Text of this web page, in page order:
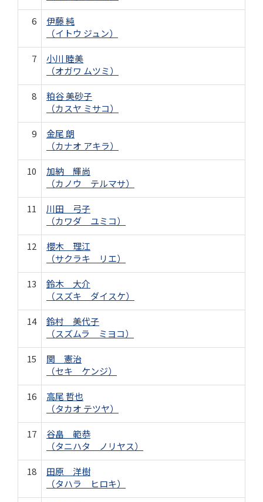
6
伊藤 純
（イトウ ジュン）
7
小川 睦美
（オガワ ムツミ）
8
粕谷 美砂子
（カスヤ ミサコ）
9
金尾 朗
（カナオ アキラ）
10
加納 輝尚
（カノウ テルマサ）
11
川田 弓子
（カワダ ユミコ）
12
櫻木 理江
（サクラキ リエ）
13
鈴木 大介
（スズキ ダイスケ）
14
鈴村 美代子
（スズムラ ミヨコ）
15
関 憲治
（セキ ケンジ）
16
高尾 哲也
（タカオ テツヤ）
17
谷畠 範恭
（タニハタ ノリヤス）
18
田原 洋樹
（タハラ ヒロキ）